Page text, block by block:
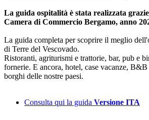
La guida ospitalità è stata realizzata
Camera di Commercio Bergamo, anno
La guida completa per scoprire il meglio
di Terre del Vescovado.
Ristoranti, agriturismi e trattorie, bar, pub e
fornerie. E ancora, hotel, case vacanze,
borghi delle nostre paesi.
Consulta qui la guida Versione ITA